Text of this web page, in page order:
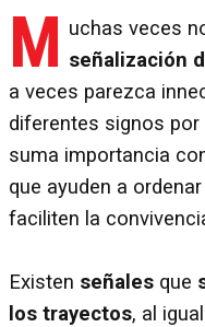
M uchas veces
señalización
a veces parezca
diferentes signos
suma importancia
que ayuden a
faciliten la
Existen señales que
los trayectos, al